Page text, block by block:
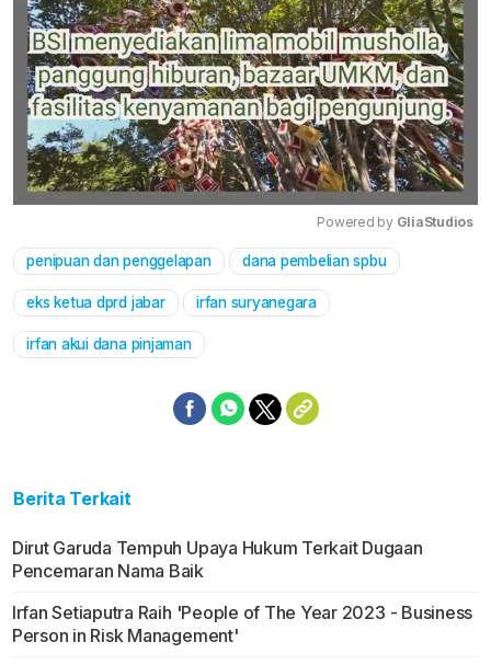
Mute
Powered by GliaStudios
penipuan dan penggelapan dana pembelian spbu
eks ketua dprd jabar irfan suryanegara
irfan akui dana pinjaman
Berita Terkait
Dirut Garuda Tempuh Upaya Hukum Terkait Dugaan
Pencemaran Nama Baik
Irfan Setiaputra Raih 'People of The Year 2023 - Business
Person in Risk Management'